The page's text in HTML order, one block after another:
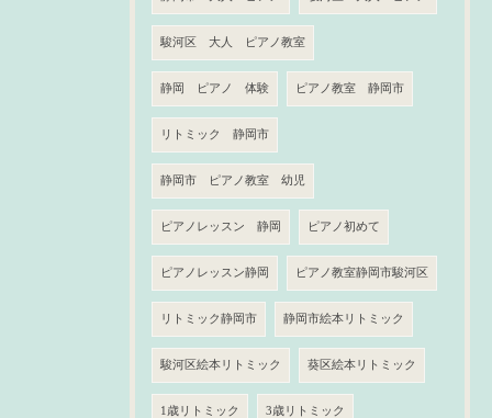
駿河区 大人 ピアノ教室
静岡 ピアノ 体験 ピアノ教室 静岡市
リトミック 静岡市
静岡市 ピアノ教室 幼児
ピアノレッスン 静岡 ピアノ初めて
ピアノレッスン静岡 ピアノ教室静岡市駿河区
リトミック静岡市 静岡市絵本リトミック
駿河区絵本リトミック 葵区絵本リトミック
1歳リトミック 3歳リトミック